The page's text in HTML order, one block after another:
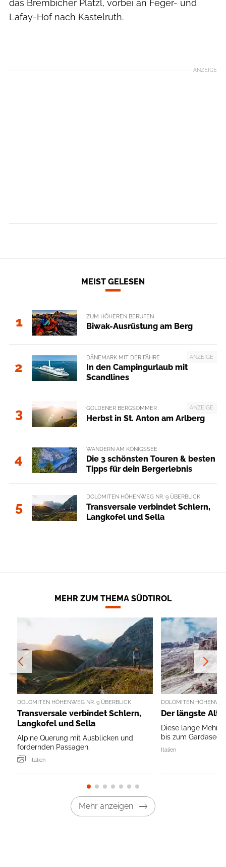
das Brembicher Platzl, vorbei an Feger- und
Lafay-Hof nach Kastelruth.
ANZEIGE
MEIST GELESEN
1 ZUM HÖHEREN BERUFEN
Biwak-Ausrüstung am Berg
2
ANZEIGE
DÄNEMARK MIT DER FÄHRE
In den Campingurlaub mit
Scandlines
3 ANZEIGE
GOLDENER BERGSOMMER
Herbst in St. Anton am Arlberg
4
WANDERN AM KÖNIGSSEE
Die 3 schönsten Touren & besten
Tipps für dein Bergerlebnis
5
DOLOMITEN HÖHENWEG NR. 9 ÜBERBLICK
Transversale verbindet Schlern,
Langkofel und Sella
MEHR ZUM THEMA SÜDTIROL
DOLOMITEN HÖHENWEG NR. 9 ÜBERBLICK
Transversale verbindet Schlern,
Langkofel und Sella
Alpine Querung mit Ausblicken und
fordernden Passagen.
Italien
DOLOMITEN
Der längste
Diese lange
bis zum Gardasee
Italien
Mehr anzeigen